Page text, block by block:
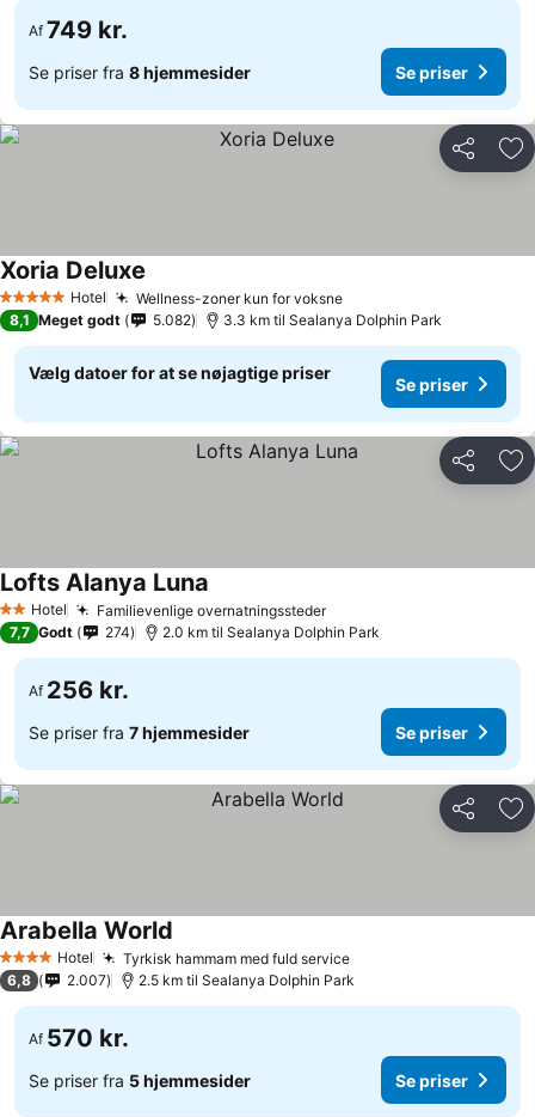
Af 749 kr.
Se priser fra 8 hjemmesider Se priser
Del
5 Stjerner Hotel Wellness-zoner kun for voksne
Xoria Deluxe
8,1 Meget godt 5.082 3.3 km til Sealanya Dolphin Park
Vælg datoer for at se nøjagtige priser
Se priser
Del
2 Stjerner
Hotel Familievenlige overnatningssteder
Lofts Alanya Luna
7,7 Godt 274 2.0 km til Sealanya Dolphin Park
Af 256 kr.
Se priser fra 7 hjemmesider Se priser
Del
4 StjernerHotel Tyrkisk hammam med fuld service
Arabella World
6,8 2.007 2.5 km til Sealanya Dolphin Park
Af 570 kr.
Se priser fra 5 hjemmesider Se priser